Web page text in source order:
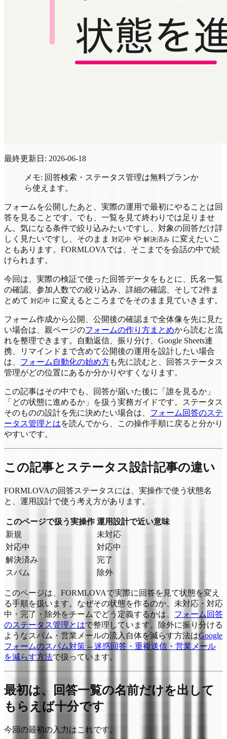
最終更新日: 2026-06-18
メモ: 回答検索・ステータス管理は無料プランか
ら使えます。
フォームを公開したあと、実際の運用で最初にやることは回
答を見ることです。でも、一覧を見て終わりでは足りませ
ん。気になる条件で絞り込みたいですし、対象の回答だけ詳
しく見たいですし、そのまま 対応中 や 解決済み に変えたいこ
ともあります。FORMLOVAでは、そこまでを会話の中で続
けられます。
今回は、実際の検証で使った回答データをもとに、氏名一覧
の確認、参加人数での絞り込み、詳細の確認、そして2件ま
とめて 対応中 に変えるところまでをそのまま見ていきます。
フォーム作成から公開、公開後の確認まで全体像を先に見た
い場合は、親ページのフォームの作り方まとめから読むと流
れを整理できます。自動返信、振り分け、Google Sheets連
携、リマインドまで含めて公開後の運用を設計したい場合
は、 フォーム自動化の始め方も先に読むと、回答ステータス
管理がどの位置にあるか分かりやすくなります。
この記事はその中でも、回答が届いた後に「誰を見るか」
「どの状態に進めるか」を扱う実務ガイドです。ステータス
そのものの設計を先に決めたい場合は、 フォーム回答のステ
ータス管理とはを読んでから、この操作手順に戻ると分かり
やすいです。
この記事とステータス設計記事の違い
FORMLOVAの回答ステータスには、実操作で使う状態名
と、運用設計で使う考え方があります。
このページで扱う実操作 運用設計で近い意味
新規
未対応
対応中
対応中
解決済み
完了
スパム
除外
このページは、FORMLOVAで実際に回答を見て状態を変え
る手順を扱います。なぜその状態を作るのか、未対応・対応
中・完了・除外をチームでどう定義するかは、 フォーム回答
のステータス管理とはで整理しています。除外に振り分ける
ようなスパム・営業メールの流入自体を減らす方法はGoogle
フォームのスパム対策 -- 迷惑回答・重複送信・営業メール
を減らす方法で扱っています。
最初は、回答一覧の名前だけを出して
もらえば十分です
今回の最初の入力はこれです。